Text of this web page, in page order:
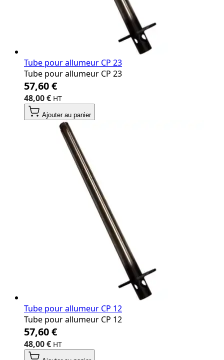
Tube pour allumeur CP 23
Tube pour allumeur CP 23
57,60 €
48,00 €
Ajouter au panier
Tube pour allumeur CP 12
Tube pour allumeur CP 12
57,60 €
48,00 €